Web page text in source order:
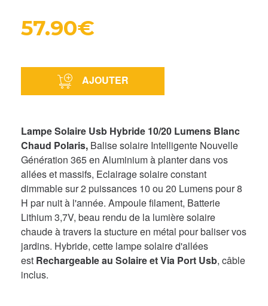
57.90€
AJOUTER
Lampe Solaire Usb Hybride 10/20 Lumens Blanc
Chaud Polaris, Balise solaire Intelligente Nouvelle
Génération 365 en Aluminium à planter dans vos
allées et massifs, Eclairage solaire constant
dimmable sur 2 puissances 10 ou 20 Lumens pour 8
H par nuit à l'année. Ampoule filament, Batterie
Lithium 3,7V, beau rendu de la lumière solaire
chaude à travers la stucture en métal pour baliser vos
jardins. Hybride, cette lampe solaire d'allées
est Rechargeable au Solaire et Via Port Usb, câble
inclus.